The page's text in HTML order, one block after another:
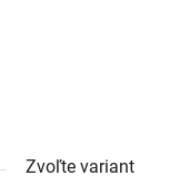
Zvoľte variant